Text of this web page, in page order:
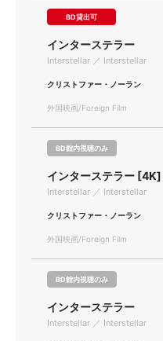
BD貸出可
インターステラー
Interstellar ／ Interstellar
クリストファー・ノーラン
外国映画/Foreign Film
BD館内視聴のみ
インターステラー [4K]
Interstellar ／ Interstellar
クリストファー・ノーラン
外国映画/Foreign Film
BD館内視聴のみ
インターステラー
Interstellar ／ Interstellar